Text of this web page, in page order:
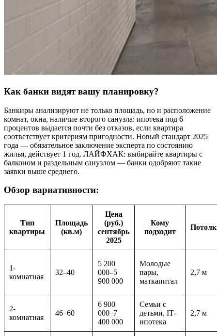
Как банки видят вашу планировку?
Банкиры анализируют не только площадь, но и расположение
комнат, окна, наличие второго санузла: ипотека под 6
процентов выдается почти без отказов, если квартира
соответствует критериям пригодности. Новый стандарт 2025
года — обязательное заключение эксперта по состоянию
жилья, действует 1 год. ЛАЙФХАК: выбирайте квартиры с
балконом и раздельным санузлом — банки одобряют такие
заявки выше среднего.
Обзор вариативности:
Тип
квартиры
Площадь
(кв.м)
Цена
(руб.)
сентябрь
2025
Кому
подходит
1-
комнатная
32–40
5 200
000–5
900 000
Молодые
пары,
маткапитал
2,7 м
2-
комнатная
46–60
6 900
000–7
400 000
Семьи с
детьми, IT-
ипотека
2,7 м